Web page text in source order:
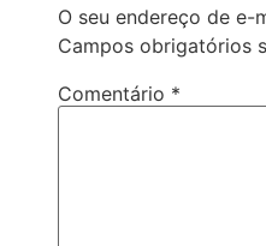
O seu endereço de e-
Campos obrigatórios
Comentário *